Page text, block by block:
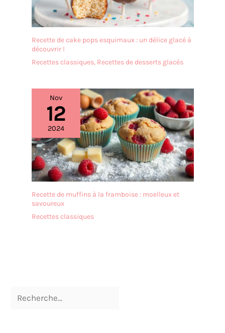
Recette de cake pops esquimaux : un délice glacé à
découvrir !
Recettes classiques, Recettes de desserts glacés
Nov
12
2024
Recette de muffins à la framboise : moelleux et
savoureux
Recettes classiques